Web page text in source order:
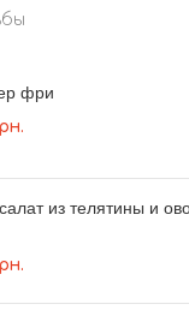
фри
из телятины и